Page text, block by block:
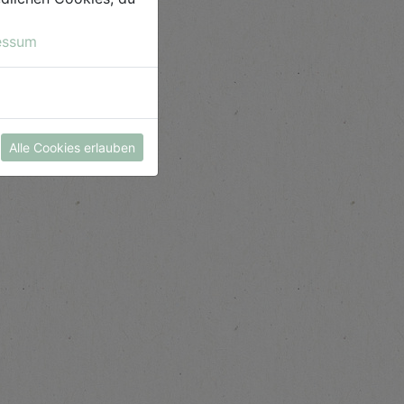
Alle Cookies erlauben